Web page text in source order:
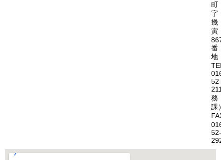
町
字
幾
寅
番
地
52-
務
課
52-